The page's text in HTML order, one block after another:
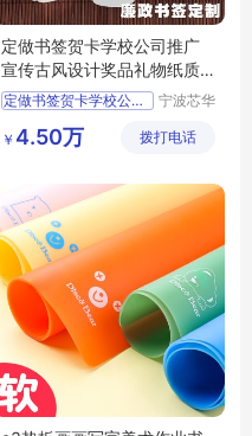
定做书签贺卡学校公司推广
宣传古风设计奖品礼物纸质
订制经销商
定做书签贺卡学校公司推广
宁波芯华
有限公司
￥ 4.50万 拨打电话